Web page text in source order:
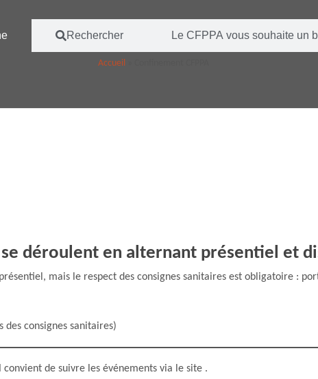
Rechercher Le CFPPA vous souhaite un
Accueil
se déroulent en alternant présentiel et
mais le respect des consignes sanitaires est obligatoire :
des consignes sanitaires)
de suivre les événements via le site .